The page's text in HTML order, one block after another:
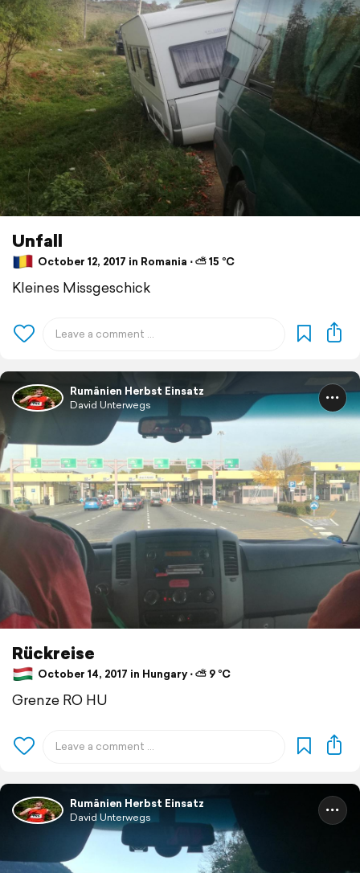
Unfall
October 12, 2017 in Romania ⋅ ⛅ 15 °C
Kleines Missgeschick
Rumänien Herbst Einsatz
David Unterwegs
Rückreise
October 14, 2017 in Hungary ⋅ ⛅ 9 °C
Grenze RO HU
Rumänien Herbst Einsatz
David Unterwegs